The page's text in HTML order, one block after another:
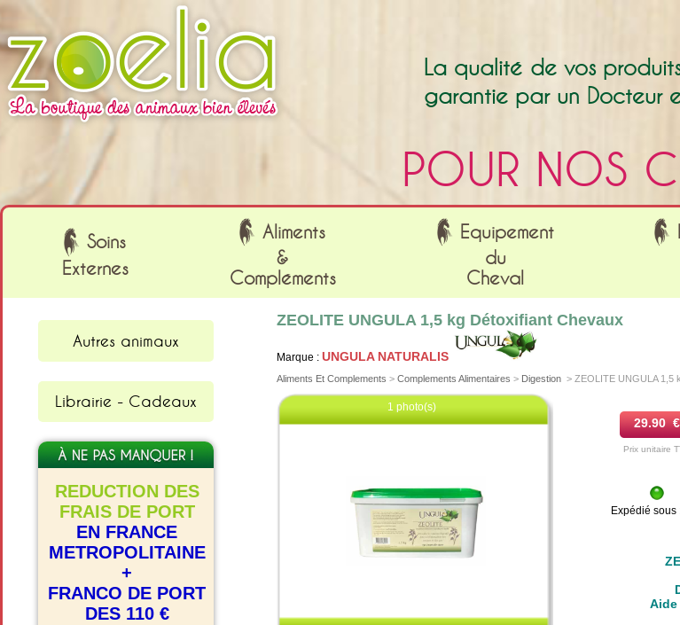
La qualité de vos
garantie par un Docteur
POUR NOS
Soins
Externes
Aliments
&
Compléments
Equipement
du
Cheval
Autres animaux
Librairie - Cadeaux
REDUCTION DES
FRAIS DE PORT
EN FRANCE
METROPOLITAINE
+
FRANCO DE PORT
DES 110 €
ZEOLITE UNGULA 1,5 kg Détoxifiant Chevaux
Marque : UNGULA NATURALIS
Aliments Et Complements > Complements Alimentaires > Digestion > ZEOLITE UNGULA 1,5
1 photo(s)
29.90 €
Prix unitaire
Expédié sous
Cookies management panel